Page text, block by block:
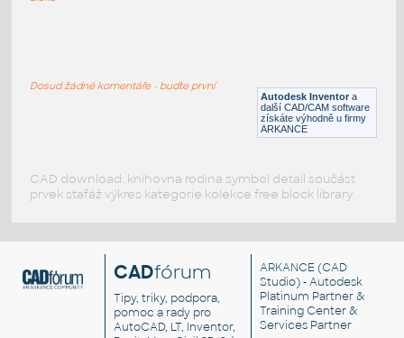
Lego 11203-LtBluishGray
Autodesk Inventor a
další CAD/CAM software
získáte výhodně u firmy
ARKANCE
Dosud žádné komentáře - buďte první
CAD download: knihovna rodina symbol detail součást
prvek stafáž výkres kategorie kolekce free block library
CADfórum
Tipy, triky, podpora,
pomoc a rady pro
AutoCAD, LT, Inventor,
ARKANCE (CAD
Studio) - Autodesk
Platinum Partner &
Training Center &
Services Partner